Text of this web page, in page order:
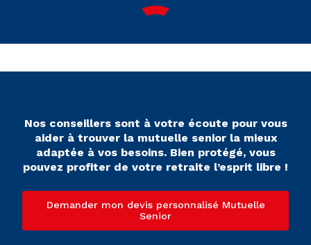
Nos conseillers sont à votre écoute pour vous
aider à trouver la mutuelle senior la mieux
adaptée à vos besoins. Bien protégé, vous
pouvez profiter de votre retraite l’esprit libre !
Demander mon devis personnalisé Mutuelle
Senior